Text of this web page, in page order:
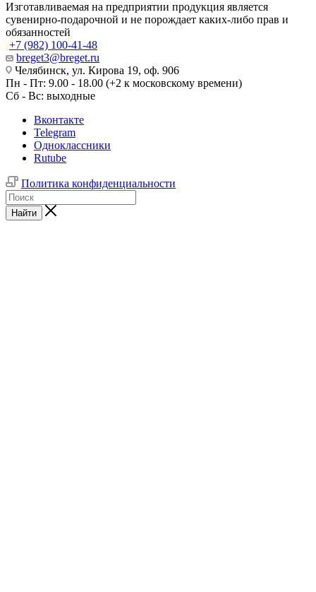
Изготавливаемая на предприятии продукция является
сувенирно-подарочной и не порождает каких-либо прав и
обязанностей
+7 (982) 100-41-48
breget3@breget.ru
Челябинск, ул. Кирова 19, оф. 906
Пн - Пт: 9.00 - 18.00 (+2 к московскому времени)
Сб - Вс: выходные
Вконтакте
Telegram
Одноклассники
Rutube
Политика конфиденциальности
Найти